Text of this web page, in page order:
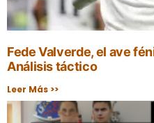
Fede Valverde, el ave
Análisis táctico
Leer Más >>